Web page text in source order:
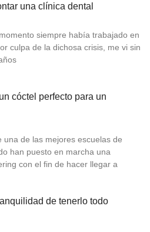
una clínica dental
siempre había trabajado en
culpa de la dichosa crisis, me vi sin
cóctel perfecto para un
una de las mejores escuelas de
han puesto en marcha una
con el fin de hacer llegar a
de tenerlo todo